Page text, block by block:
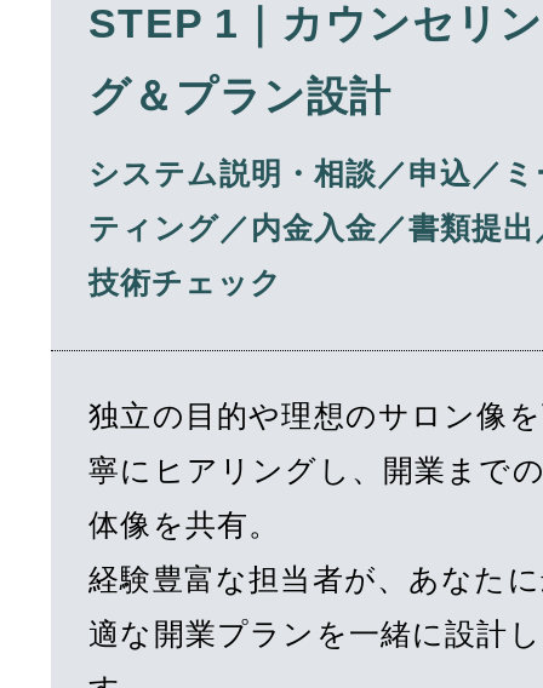
STEP 1｜カウンセリン
グ＆プラン設計
システム説明・相談／申込／ミ
ティング／内金入金／書類提出
技術チェック
独立の目的や理想のサロン像
寧にヒアリングし、開業まで
体像を共有。
経験豊富な担当者が、あなた
適な開業プランを一緒に設計